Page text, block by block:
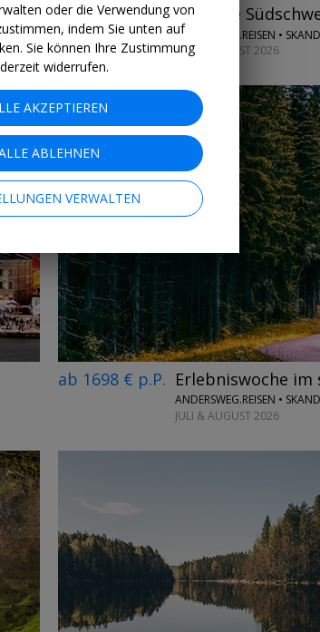
ab 1898 € p.P. 1 Woche
ANDERSWEG.REISEN •
JULI & AUGUST 2026
ab 1698 € p.P. Erlebniswoche
ANDERSWEG.REISEN •
JULI & AUGUST 2026
oder die Verwendung von
indem Sie unten auf
Sie können Ihre Zustimmung
widerrufen.
AKZEPTIEREN
ABLEHNEN
VERWALTEN